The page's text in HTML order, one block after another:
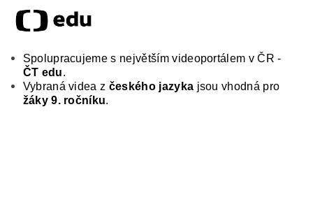
Spolupracujeme s největším videoportálem v ČR -
ČT edu.
Vybraná videa z českého jazyka jsou vhodná pro
žáky 9. ročníku.